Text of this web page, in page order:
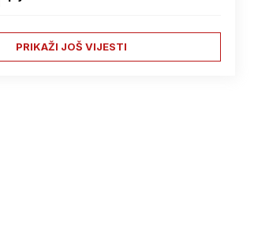
PRIKAŽI JOŠ VIJESTI